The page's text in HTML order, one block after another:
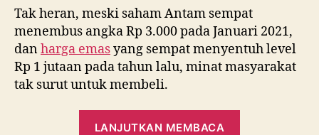
Tak heran, meski saham Antam sempat
menembus angka Rp 3.000 pada Januari 2021,
danharga emasyang sempat menyentuh level
Rp 1 jutaan pada tahun lalu, minat masyarakat
tak surut untuk membeli.
LANJUTKAN MEMBACA